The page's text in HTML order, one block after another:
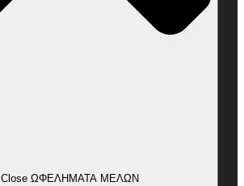
Close ΩΦΕΛΗΜΑΤΑ ΜΕΛΩΝ